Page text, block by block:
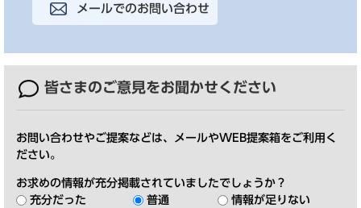
メールでのお問い合わせ
皆さまのご意見をお聞かせください
お問い合わせやご提案などは、メールやWEB提案箱をご利用く
ださい。
お求めの情報が充分掲載されていましたでしょうか？
充分だった
普通 情報が足りない